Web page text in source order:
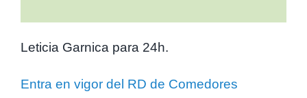
Leticia Garnica para 24h.
Entra en vigor del RD de Comedores